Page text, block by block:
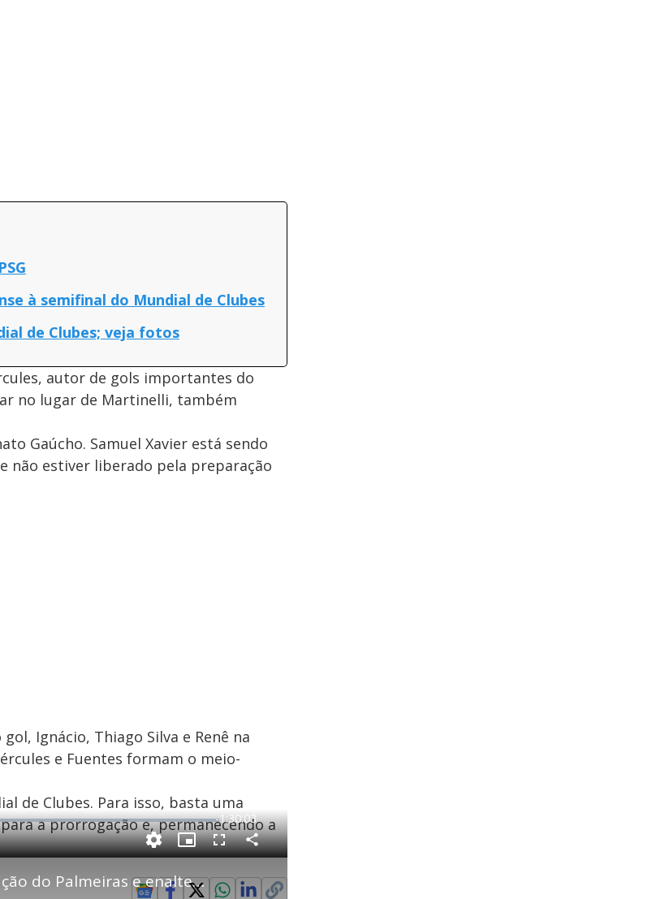
à semifinal do Mundial de Clubes
de Clubes; veja fotos
autor de gols importantes do
no lugar de Martinelli, também
Gaúcho. Samuel Xavier está sendo
não estiver liberado pela preparação
Ignácio, Thiago Silva e Renê na
e Fuentes formam o meio-
de Clubes. Para isso, basta uma
a prorrogação e, permanecendo a
Joga nas 11: Bancada comenta eliminação do Palmeiras e enaltece campanha do Fluminense
R
e
m
a
-1:30:03
P
i
t
u
r
F
u
l
s
c
C
o
p
a
r